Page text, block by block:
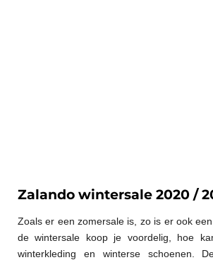
Zalando wintersale 2020 /
Zoals er een zomersale is, zo is er ook een
de wintersale koop je voordelig, hoe
winterkleding en winterse schoenen.